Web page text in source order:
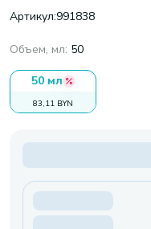
Артикул:991838
Объем, мл: 50
50 мл
83,11 BYN